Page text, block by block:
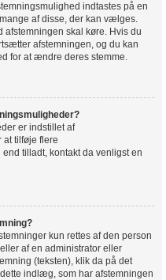
indtastes på en
af disse, der kan vælges.
afstemningen skal køre. Hvis du
afstemningen, og du kan
for at ændre deres stemme.
er indstillet af
at tilføje flere
tilladt, kontakt da venligst en
kun rettes af den person
af en administrator eller
(teksten), klik da på det
indlæg, som har afstemningen